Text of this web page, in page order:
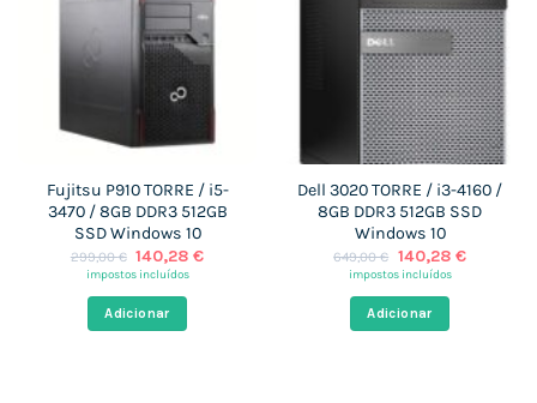
Fujitsu P910 TORRE / i5-
3470 / 8GB DDR3 512GB
SSD Windows 10
299,00€ O
preço
era:
299,00 €.
140,28€O
impostos incluídos
Adicionar
Dell 3020 TORRE / i3-4160 /
8GB DDR3 512GB SSD
Windows 10
649,00€ O
preço
era:
649,00 €.
140,28 €O
impostos incluídos
Adicionar